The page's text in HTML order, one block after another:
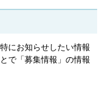
にお知らせしたい情報
で「募集情報」の情報